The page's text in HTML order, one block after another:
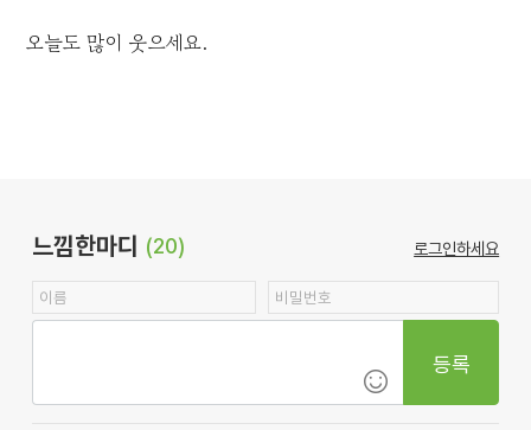
오늘도 많이 웃으세요.
느낌한마디 (20) 로그인하세요
등록